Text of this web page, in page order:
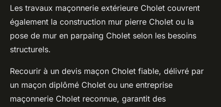
Les travaux maçonnerie extérieure Cholet couvrent
également la construction mur pierre Cholet ou la
pose de mur en parpaing Cholet selon les besoins
structurels.
Recourir à un devis maçon Cholet fiable, délivré par
un maçon diplômé Cholet ou une entreprise
maçonnerie Cholet reconnue, garantit des